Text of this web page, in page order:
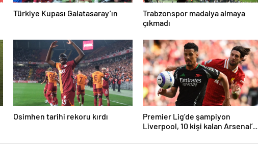
Türkiye Kupası Galatasaray’ın
Trabzonspor madalya almaya
çıkmadı
Osimhen tarihi rekoru kırdı
Premier Lig’de şampiyon
Liverpool, 10 kişi kalan Arsenal’e